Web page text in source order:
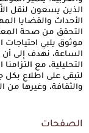
الذين يسعون لنقل
الأحداث والقضايا
التحقق من صحة
موثوق يلبي احتياجات
الساعة، نهدف إلى أن
التحليلية، مع
لتبقى على اطلاع بكل
والثقافة، وغيرها
الصفحات